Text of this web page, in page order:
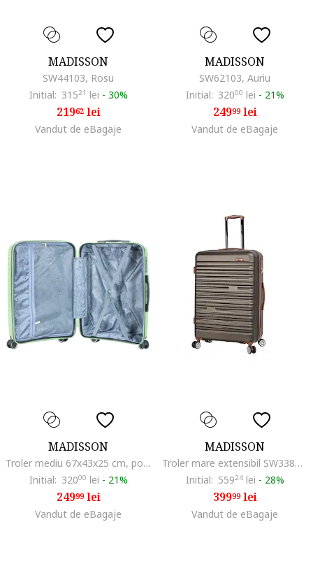
MADISSON
SW44103, Rosu
Initial: 31521 lei - 30%
21962lei
Vandut de eBagaje
MADISSON
SW62103, Auriu
Initial: 32000 lei - 21%
24999lei
Vandut de eBagaje
MADISSON
Troler mediu 67x43x25 cm, polipropilena, bagaj de cala, 4 roti duble, cifru, SW62103, grena, 67 cm
Initial: 32000 lei - 21%
24999lei
Vandut de eBagaje
MADISSON
Troler mare extensibil SW33803, ABS, cifru, 4 roti duble, 77 cm, maro
Initial: 55924lei - 28%
39999lei
Vandut de eBagaje